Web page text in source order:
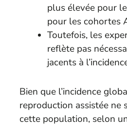
plus élevée pour
pour les cohortes
Toutefois, les
reflète pas
jacents à
Bien que l’incidence
reproduction assistée ne
cette population, selon